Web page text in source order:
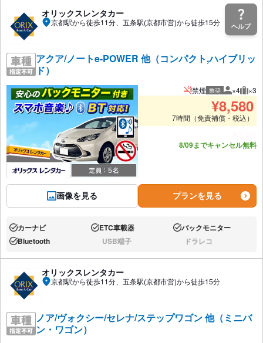
オリックスレンタカー
京都駅から徒歩11分、五条駅(京都市営)から徒歩15分
アクア/ノートe-POWER 他（コンパクト,ハイブリッ
ド）
画像を見る
禁煙 推奨 推奨人数
×4 推
×3
¥8,580
7時間（免責補償・税込）
8/09までキャンセル無料
プランを見る
あり:カーナビ あり:ETC車載器 あり:バックモニター
あり:Bluetooth なし:USB端子 なし:ドラレコ
オリックスレンタカー
京都駅から徒歩11分、五条駅(京都市営)から徒歩15分
ノア/ヴォクシー/セレナ/ステップワゴン 他（ミニバ
ン・ワゴン）
ヘルプ